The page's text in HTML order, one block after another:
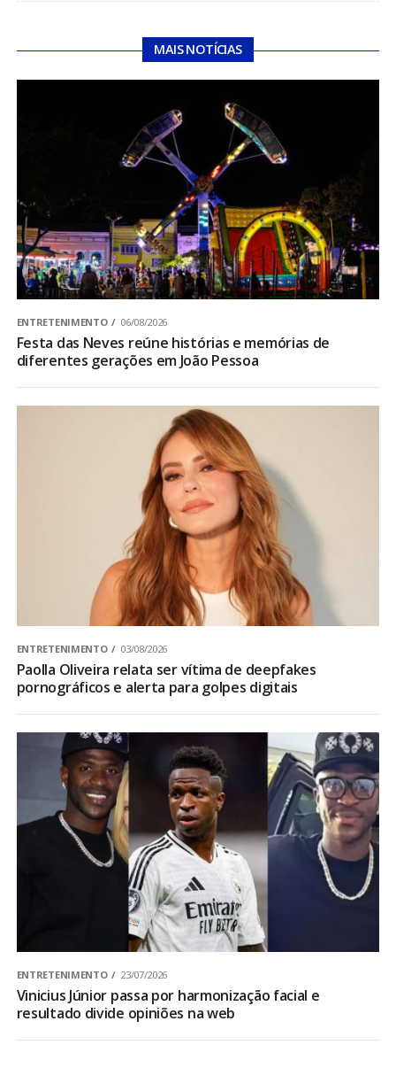
MAIS NOTÍCIAS
ENTRETENIMENTO 06/08/2026
Festa das Neves reúne histórias e memórias de
diferentes gerações em João Pessoa
ENTRETENIMENTO 03/08/2026
Paolla Oliveira relata ser vítima de deepfakes
pornográficos e alerta para golpes digitais
ENTRETENIMENTO 23/07/2026
Vinicius Júnior passa por harmonização facial e
resultado divide opiniões na web